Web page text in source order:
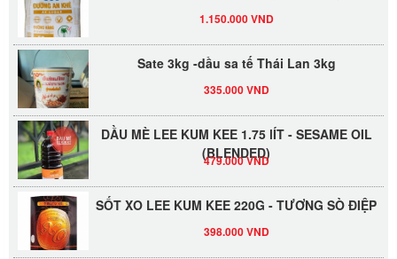
1.150.000 VND
Sate 3kg -dầu sa tế Thái Lan 3kg
335.000 VND
DẦU MÈ LEE KUM KEE 1.75 lÍT - SESAME OIL
(BLENDED)
479.000 VND
SỐT XO LEE KUM KEE 220G - TƯƠNG SÒ ĐIỆP
398.000 VND